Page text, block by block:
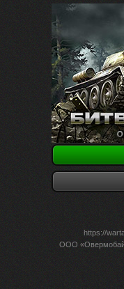
https://
ООО